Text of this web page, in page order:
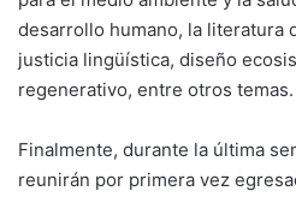
desarrollo humano, la literatura
justicia lingüística, diseño
regenerativo, entre otros temas.
Finalmente, durante la última
reunirán por primera vez